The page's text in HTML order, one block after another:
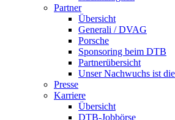
Partner
Übersicht
Generali / DVAG
Porsche
Sponsoring beim DTB
Partnerübersicht
Unser Nachwuchs ist
Presse
Karriere
Übersicht
DTB-Jobbörse